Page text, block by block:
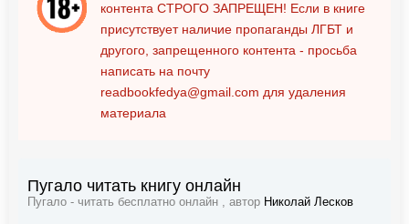
контента СТРОГО ЗАПРЕЩЕН! Если в книге
присутствует наличие пропаганды ЛГБТ и
другого, запрещенного контента - просьба
написать на почту
readbookfedya@gmail.com для удаления
материала
Пугало читать книгу онлайн
Пугало - читать бесплатно онлайн , автор Николай Лесков